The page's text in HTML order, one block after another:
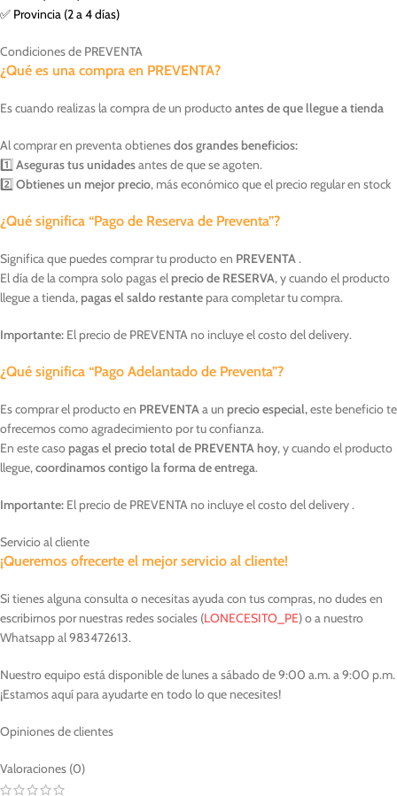
✅ Provincia (2 a 4 días)
Condiciones de PREVENTA
¿Qué es una compra en PREVENTA?
Es cuando realizas la compra de un productoantes de que llegue a tienda
Al comprar en preventa obtienesdos grandes beneficios:
1️⃣ Aseguras tus unidadesantes de que se agoten.
2️⃣ Obtienes un mejor precio, más económico que el precio regular en stock
¿Qué significa “Pago de Reserva de Preventa”?
Significa que puedes comprar tu producto en PREVENTA.
El día de la compra solo pagas elprecio de RESERVA, y cuando el producto
llegue a tienda,pagas el saldo restante para completar tu compra.
Importante: El precio de PREVENTA no incluye el costo del delivery.
¿Qué significa “Pago Adelantado de Preventa”?
Es comprar el producto en PREVENTAa un precio especial,este beneficio te
ofrecemos como agradecimiento por tu confianza.
En este casopagas el precio total de PREVENTA hoy, y cuando el producto
llegue,coordinamos contigo la forma de entrega.
Importante: El precio de PREVENTA no incluye el costo del delivery .
Servicio al cliente
¡Queremos ofrecerte el mejor servicio al cliente!
Si tienes alguna consulta o necesitas ayuda con tus compras, no dudes en
escribirnos por nuestras redes sociales (LONECESITO_PE) o a nuestro
Whatsapp al 983472613.
Nuestro equipo está disponible de lunes a sábado de 9:00 a.m. a 9:00 p.m.
¡Estamos aquí para ayudarte en todo lo que necesites!
Opiniones de clientes
Valoraciones (0)